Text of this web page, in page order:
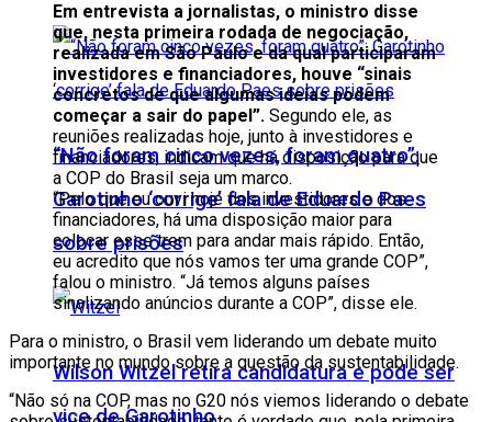
“Não foram cinco vezes, foram quatro”:
Garotinho ‘corrige’ fala de Eduardo Paes
sobre prisões
Wilson Witzel retira candidatura e pode ser
vice de Garotinho
Em entrevista a jornalistas, o ministro disse
que, nesta primeira rodada de negociação,
realizada em São Paulo e da qual participaram
investidores e financiadores, houve “sinais
concretos de que algumas ideias podem
começar a sair do papel”. Segundo ele, as
reuniões realizadas hoje, junto à investidores e
financiadores, indicam que há disposição para que
a COP do Brasil seja um marco.
“Pelo que eu ouvi hoje dos investidores e dos
financiadores, há uma disposição maior para
colocar esse trem para andar mais rápido. Então,
eu acredito que nós vamos ter uma grande COP”,
falou o ministro. “Já temos alguns países
sinalizando anúncios durante a COP”, disse ele.
Para o ministro, o Brasil vem liderando um debate muito
importante no mundo sobre a questão da sustentabilidade.
“Não só na COP, mas no G20 nós viemos liderando o debate